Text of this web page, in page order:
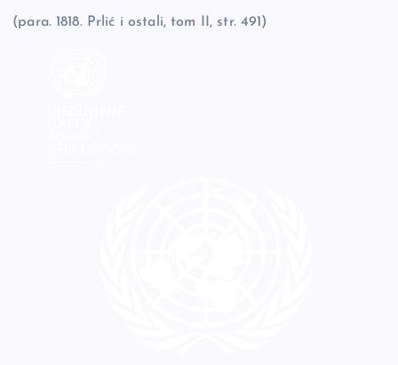
(para. 1818. Prlić i ostali, tom II, str. 491)